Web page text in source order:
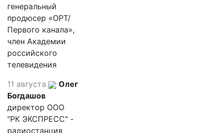
генеральный
продюсер «ОРТ/
Первого канала»,
член Академии
российского
телевидения
11 августа
Олег
Богдашов
директор ООО
"РК ЭКСПРЕСС" -
радиостанция